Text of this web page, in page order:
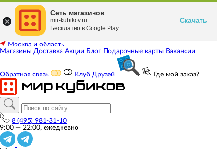
Москва и область
Магазины Доставка Акции Блог Подарочные карты Вакансии
Обратная связь Клуб Друзей Где мой заказ?
8 (495) 981-31-10
9:00 — 22:00, ежедневно
Сеть магазинов
mir-kubikov.ru
Бесплатно в Google Play
Скачать